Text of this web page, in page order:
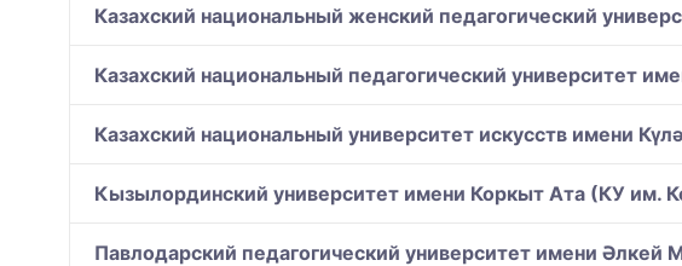
Казахский национальный женский педагогический
Казахский национальный педагогический университет
Казахский национальный университет искусств имени
Кызылординский университет имени Коркыт Ата (КУ им.
Павлодарский педагогический университет имени Әлкей